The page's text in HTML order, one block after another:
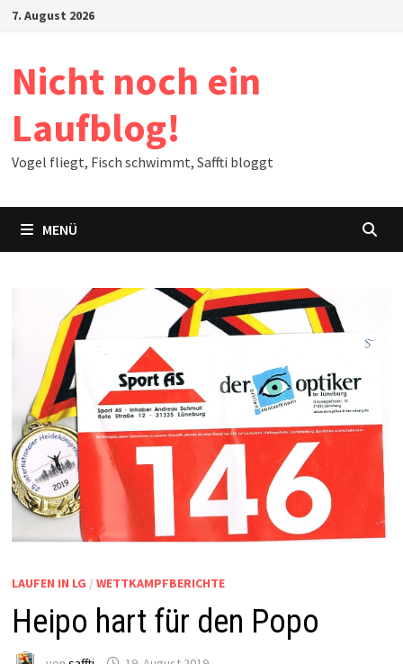
Zum7. August 2026
Nicht noch ein
Laufblog!
Vogel fliegt, Fisch schwimmt, Saffti bloggt
MENÜ
LAUFEN IN LG / WETTKAMPFBERICHTE
Heipo hart für den Popo